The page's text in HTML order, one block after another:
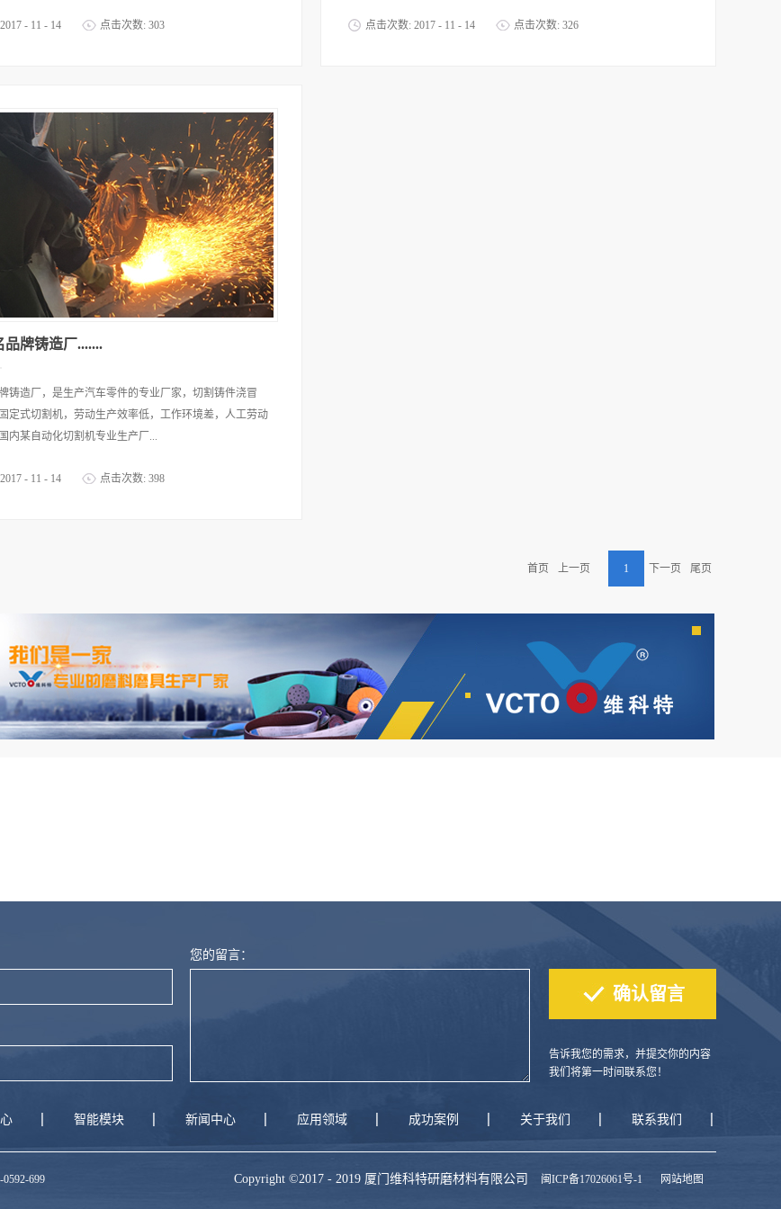
2017 - 11 - 14 点击次数: 303 点击次数: 2017 - 11 - 14 点击次数: 326
品牌铸造厂.......
铸造厂，是生产汽车零件的专业厂家，切割铸件浇冒
定式切割机，劳动生产效率低，工作环境差，人工劳动
内某自动化切割机专业生产厂...
2017 - 11 - 14 点击次数: 398
首页 上一页 1 下一页 尾页
您的留言：
告诉我您的需求，并提交你的内容
我们将第一时间联系您！
智能模块 新闻中心 应用领域 成功案例 关于我们 联系我们
699 Copyright ©2017 - 2019 厦门维科特研磨材料有限公司 闽ICP备17026061号-1 网站地图